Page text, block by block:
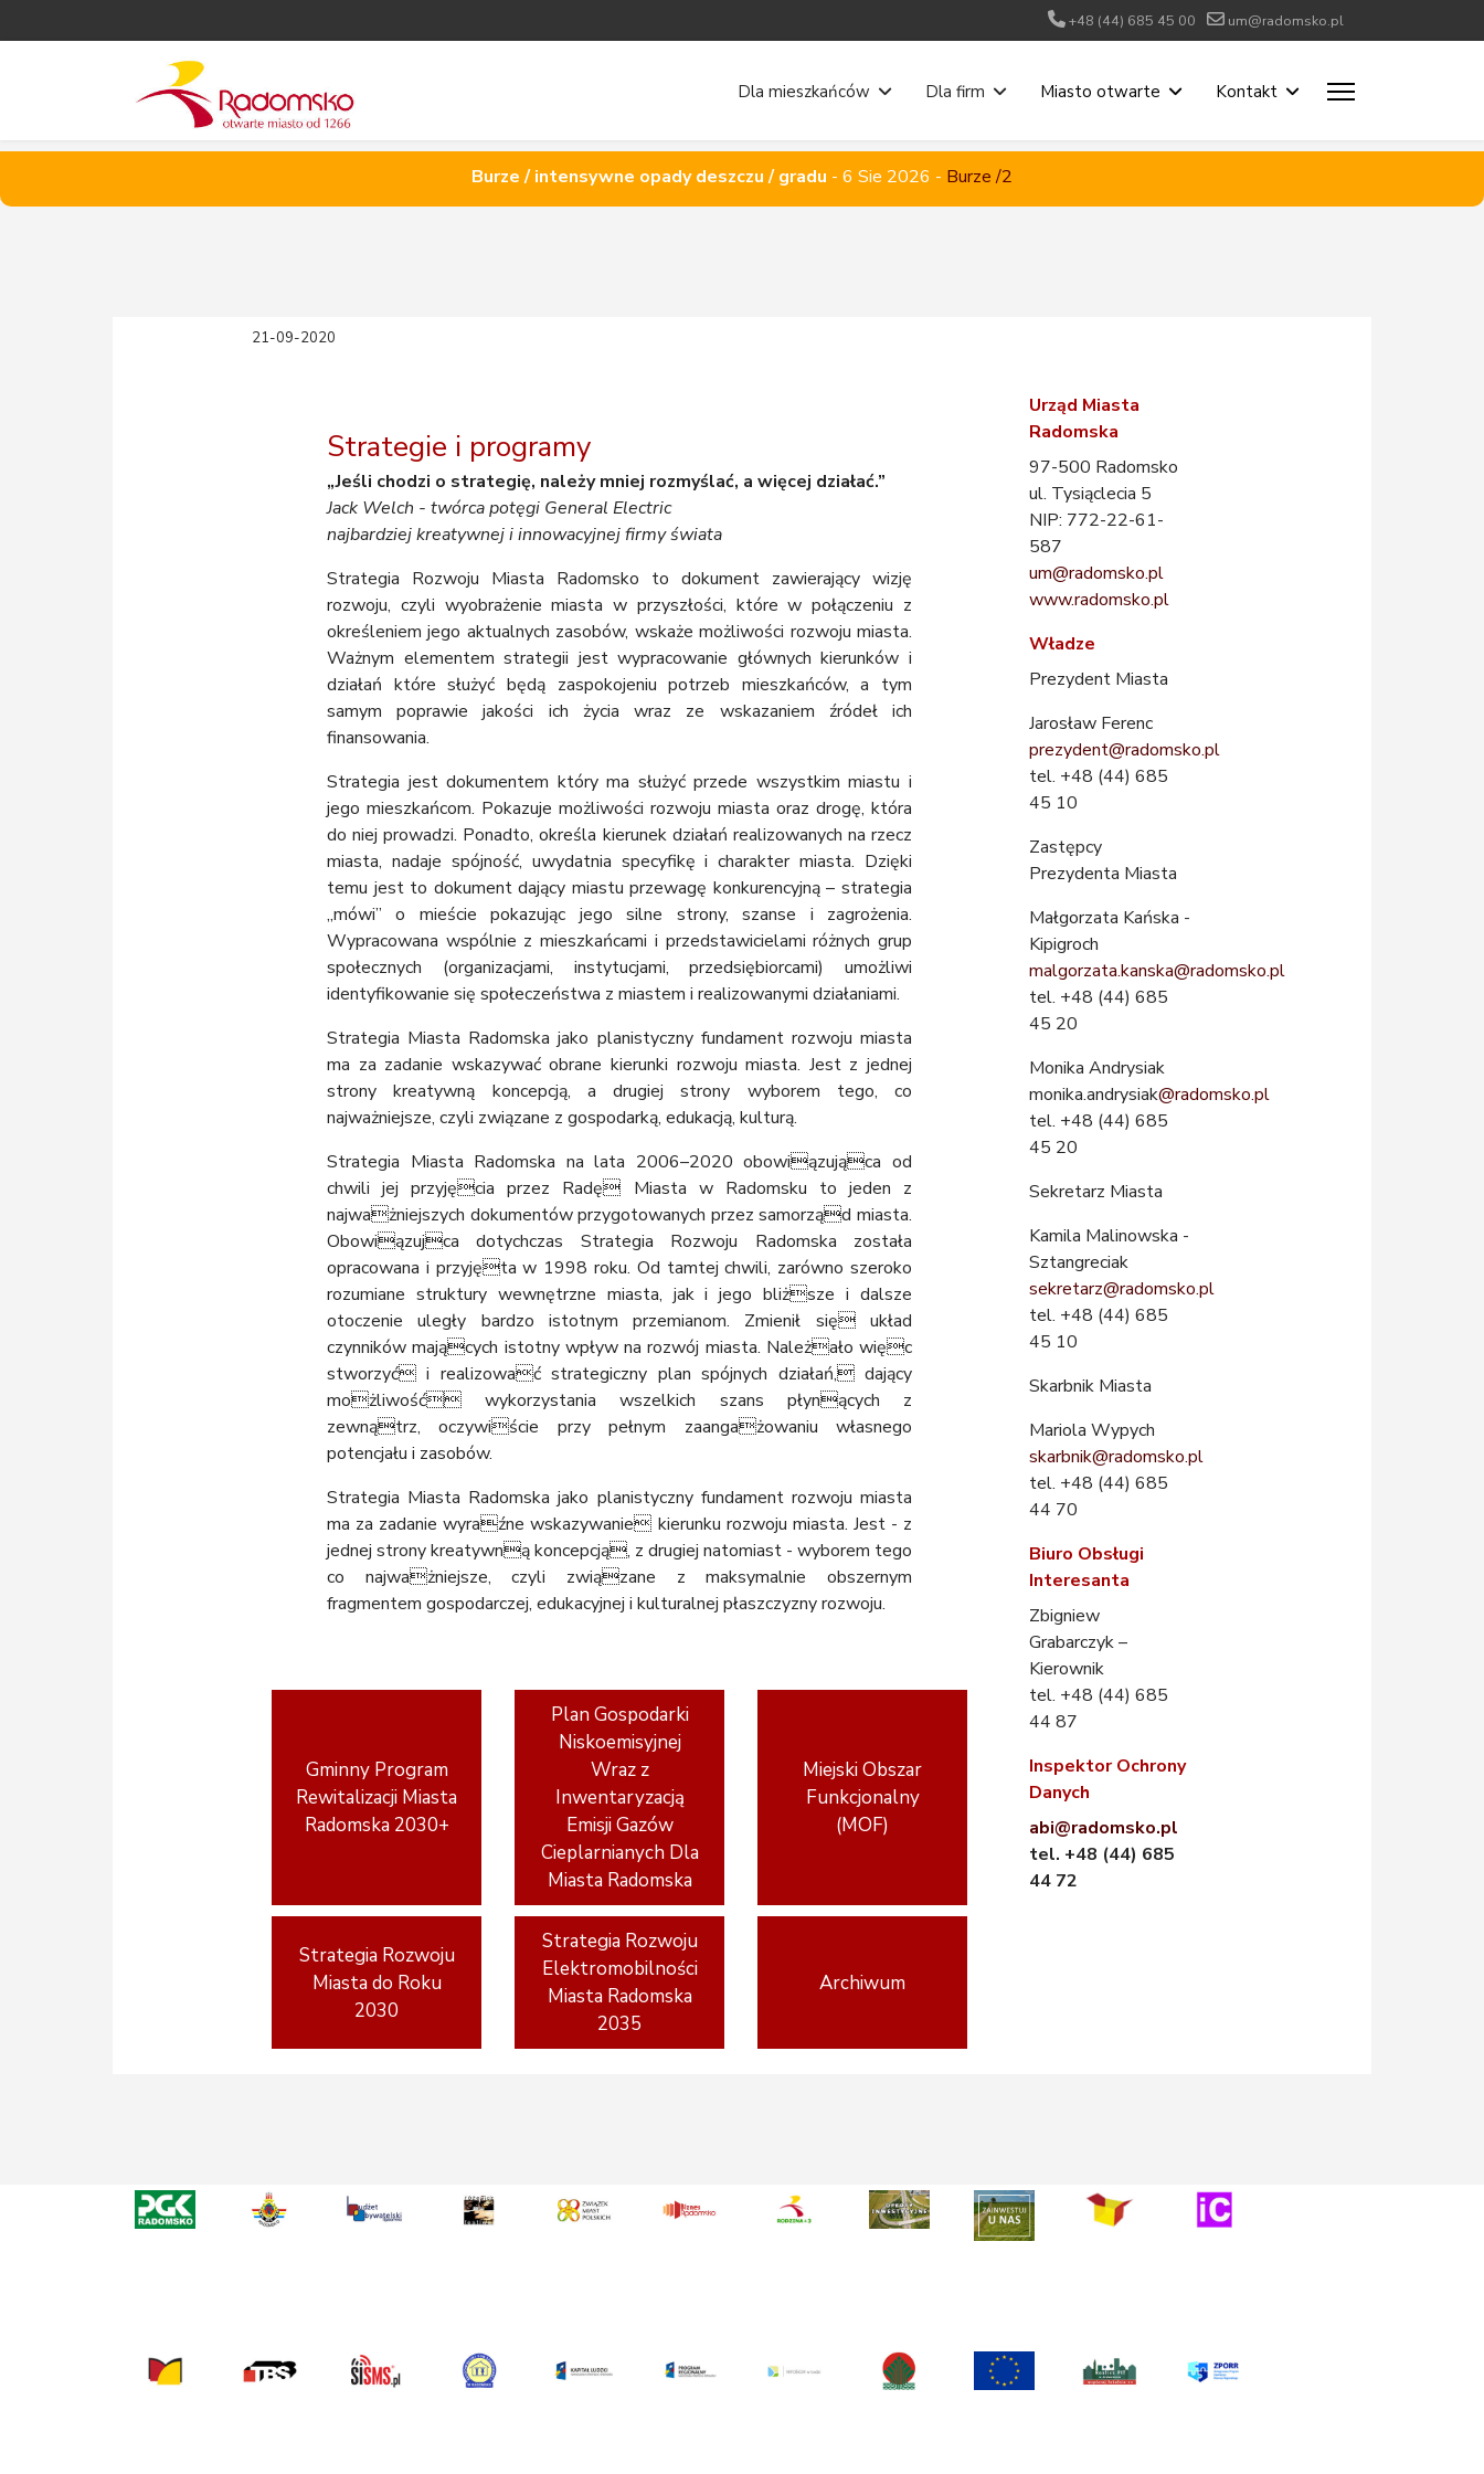
+48 (44) 685 45 00 um@radomsko.pl
Dla mieszkańców Dla firm Miasto otwarte Kontakt
Burze / intensywne opady deszczu / gradu - 6 Sie 2026 - Burze /2
21-09-2020
Strategie i programy
„Jeśli chodzi o strategię, należy mniej rozmyślać, a więcej działać.”
Jack Welch - twórca potęgi General Electric
najbardziej kreatywnej i innowacyjnej firmy świata
Strategia Rozwoju Miasta Radomsko to dokument zawierający wizję
rozwoju, czyli wyobrażenie miasta w przyszłości, które w połączeniu z
określeniem jego aktualnych zasobów, wskaże możliwości rozwoju miasta.
Ważnym elementem strategii jest wypracowanie głównych kierunków i
działań które służyć będą zaspokojeniu potrzeb mieszkańców, a tym
samym poprawie jakości ich życia wraz ze wskazaniem źródeł ich
finansowania.
Strategia jest dokumentem który ma służyć przede wszystkim miastu i
jego mieszkańcom. Pokazuje możliwości rozwoju miasta oraz drogę, która
do niej prowadzi. Ponadto, określa kierunek działań realizowanych na rzecz
miasta, nadaje spójność, uwydatnia specyfikę i charakter miasta. Dzięki
temu jest to dokument dający miastu przewagę konkurencyjną – strategia
„mówi” o mieście pokazując jego silne strony, szanse i zagrożenia.
Wypracowana wspólnie z mieszkańcami i przedstawicielami różnych grup
społecznych (organizacjami, instytucjami, przedsiębiorcami) umożliwi
identyfikowanie się społeczeństwa z miastem i realizowanymi działaniami.
Strategia Miasta Radomska jako planistyczny fundament rozwoju miasta
ma za zadanie wskazywać obrane kierunki rozwoju miasta. Jest z jednej
strony kreatywną koncepcją, a drugiej strony wyborem tego, co
najważniejsze, czyli związane z gospodarką, edukacją, kulturą.
Strategia Miasta Radomska na lata 2006–2020 obowiązująca od
chwili jej przyjęcia przez Radę Miasta w Radomsku to jeden z
najważniejszych dokumentów przygotowanych przez samorząd miasta.
Obowiązujca dotychczas Strategia Rozwoju Radomska została
opracowana i przyjęta w 1998 roku. Od tamtej chwili, zarówno szeroko
rozumiane struktury wewnętrzne miasta, jak i jego bliższe i dalsze
otoczenie uległy bardzo istotnym przemianom. Zmienił się układ
czynników mających istotny wpływ na rozwój miasta. Należało więc
stworzyć i realizować strategiczny plan spójnych działań, dający
możliwość wykorzystania wszelkich szans płynących z
zewnątrz, oczywiście przy pełnym zaangażowaniu własnego
potencjału i zasobów.
Strategia Miasta Radomska jako planistyczny fundament rozwoju miasta
ma za zadanie wyraźne wskazywanie kierunku rozwoju miasta. Jest - z
jednej strony kreatywną koncepcją, z drugiej natomiast - wyborem tego
co najważniejsze, czyli związane z maksymalnie obszernym
fragmentem gospodarczej, edukacyjnej i kulturalnej płaszczyzny rozwoju.
Gminny Program
Rewitalizacji Miasta
Radomska 2030+
Plan Gospodarki
Niskoemisyjnej
Wraz z
Inwentaryzacją
Emisji Gazów
Cieplarnianych Dla
Miasta Radomska
Miejski Obszar
Funkcjonalny
(MOF)
Strategia Rozwoju
Miasta do Roku
2030
Strategia Rozwoju
Elektromobilności
Miasta Radomska
2035
Archiwum
Urząd Miasta
Radomska
97-500 Radomsko
ul. Tysiąclecia 5
NIP: 772-22-61-
587
um@radomsko.pl
www.radomsko.pl
Władze
Prezydent Miasta
Jarosław Ferenc
prezydent@radomsko.pl
tel. +48 (44) 685
45 10
Zastępcy
Prezydenta Miasta
Małgorzata Kańska -
Kipigroch
malgorzata.kanska@radomsko.pl
tel. +48 (44) 685
45 20
Monika Andrysiak
monika.andrysiak@radomsko.pl
tel. +48 (44) 685
45 20
Sekretarz Miasta
Kamila Malinowska -
Sztangreciak
sekretarz@radomsko.pl
tel. +48 (44) 685
45 10
Skarbnik Miasta
Mariola Wypych
skarbnik@radomsko.pl
tel. +48 (44) 685
44 70
Biuro Obsługi
Interesanta
Zbigniew
Grabarczyk –
Kierownik
tel. +48 (44) 685
44 87
Inspektor Ochrony
Danych
abi@radomsko.pl
tel. +48 (44) 685
44 72